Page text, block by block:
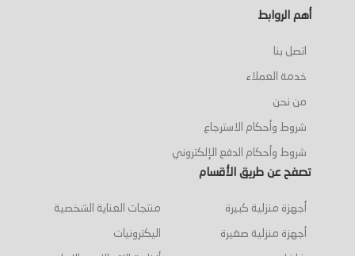
أهم الروابط
اتصل بنا
خدمة العملاء
من نحن
شروط وأحكام الاسترجاع
شروط وأحكام الدفع الإلكتروني
تصفح عن طريق الأقسام
أجهزة منزلية كبيرة
أجهزة منزلية صغيرة
منتجات العناية الشخصية
اليكترونيات